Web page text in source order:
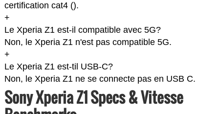
certification cat4 ().
+
Le Xperia Z1 est-il compatible avec 5G?
Non, le Xperia Z1 n'est pas compatible 5G.
+
Le Xperia Z1 est-til USB-C?
Non, le Xperia Z1 ne se connecte pas en USB C.
Sony Xperia Z1 Specs & Vitesse